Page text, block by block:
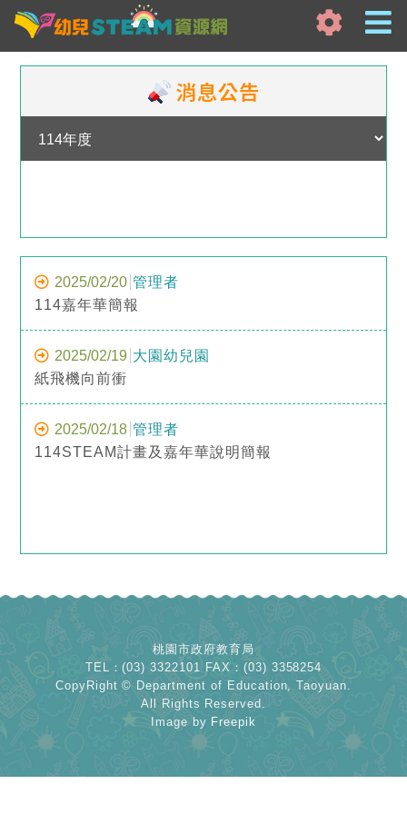
消息公告
2025/02/20 管理者
114嘉年華簡報
2025/02/19 大園幼兒園
紙飛機向前衝
2025/02/18 管理者
114STEAM計畫及嘉年華說明簡報
桃園市政府教育局
TEL：(03) 3322101 FAX：(03) 3358254
CopyRight © Department of Education, Taoyuan.
All Rights Reserved.
Image by Freepik